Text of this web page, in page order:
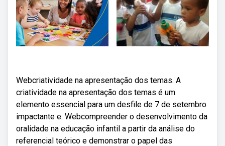
Webcriatividade na apresentação dos temas. A
criatividade na apresentação dos temas é um
elemento essencial para um desfile de 7 de setembro
impactante e. Webcompreender o desenvolvimento da
oralidade na educação infantil a partir da análise do
referencial teórico e demonstrar o papel das